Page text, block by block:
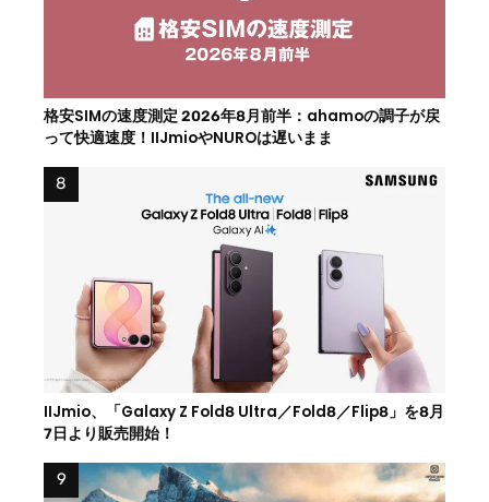
格安SIMの速度測定 2026年8月前半：ahamoの調子が戻
って快適速度！IIJmioやNUROは遅いまま
IIJmio、「Galaxy Z Fold8 Ultra／Fold8／Flip8」を8月
7日より販売開始！